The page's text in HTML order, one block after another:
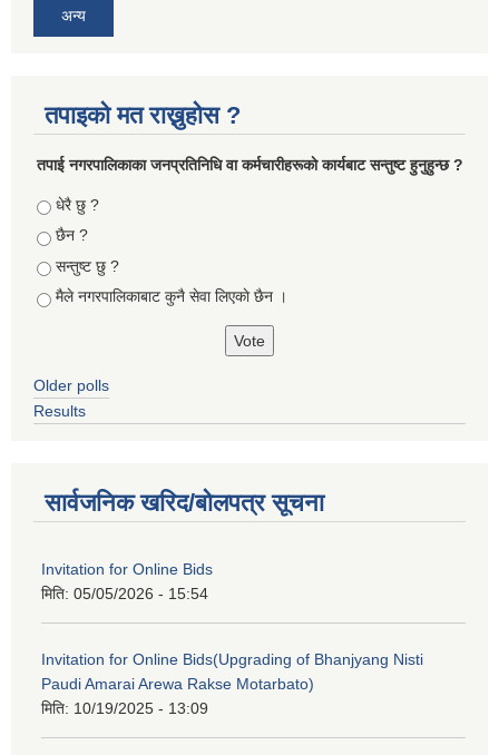
अन्य
तपाइको मत राख्नुहोस ?
तपा‌ई नगरपालिकाका जनप्रतिनिधि वा कर्मचारीहरूकाे कार्यबाट सन्तुष्ट हुनुहुन्छ ?
Choices
धेरै छु ?
छैन ?
सन्तुष्ट छु ?
मैले नगरपालिकाबाट कुनै सेवा लिएकाे छैन ।
Older polls
Results
सार्वजनिक खरिद/बोलपत्र सूचना
Invitation for Online Bids
मिति: 05/05/2026 - 15:54
Invitation for Online Bids(Upgrading of Bhanjyang Nisti
Paudi Amarai Arewa Rakse Motarbato)
मिति: 10/19/2025 - 13:09